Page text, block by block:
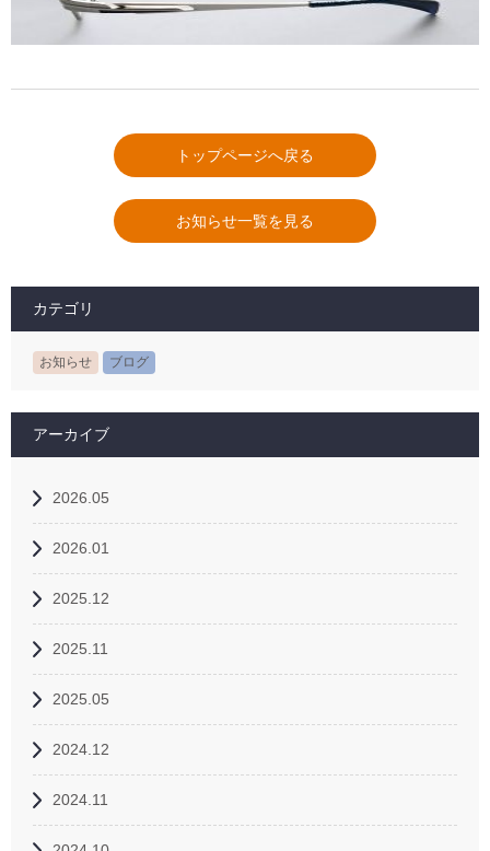
トップページへ戻る
お知らせ一覧を見る
カテゴリ
お知らせ ブログ
アーカイブ
2026.05
2026.01
2025.12
2025.11
2025.05
2024.12
2024.11